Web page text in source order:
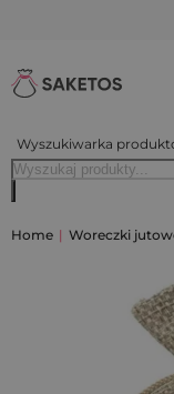
Wyszukiwarka
Home | Woreczki